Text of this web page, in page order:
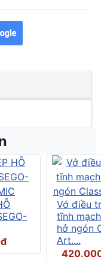
Vớ điều
tĩnh
hở ngón
Art....